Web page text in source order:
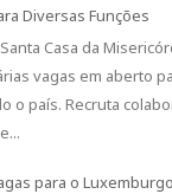
Diversas Funções
Casa da
vagas em aberto
o país. Recruta
para o